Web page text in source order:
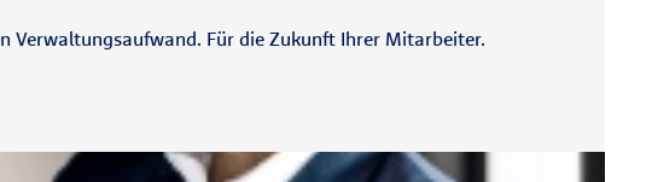
Verwaltungsaufwand. Für die Zukunft Ihrer Mitarbeiter.